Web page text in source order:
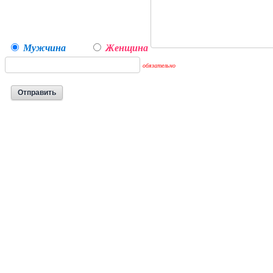
Мужчина Женщина
обязательно